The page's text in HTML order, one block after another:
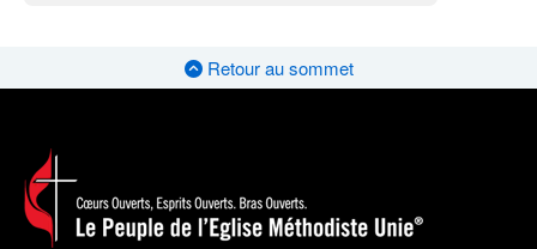
Retour au sommet